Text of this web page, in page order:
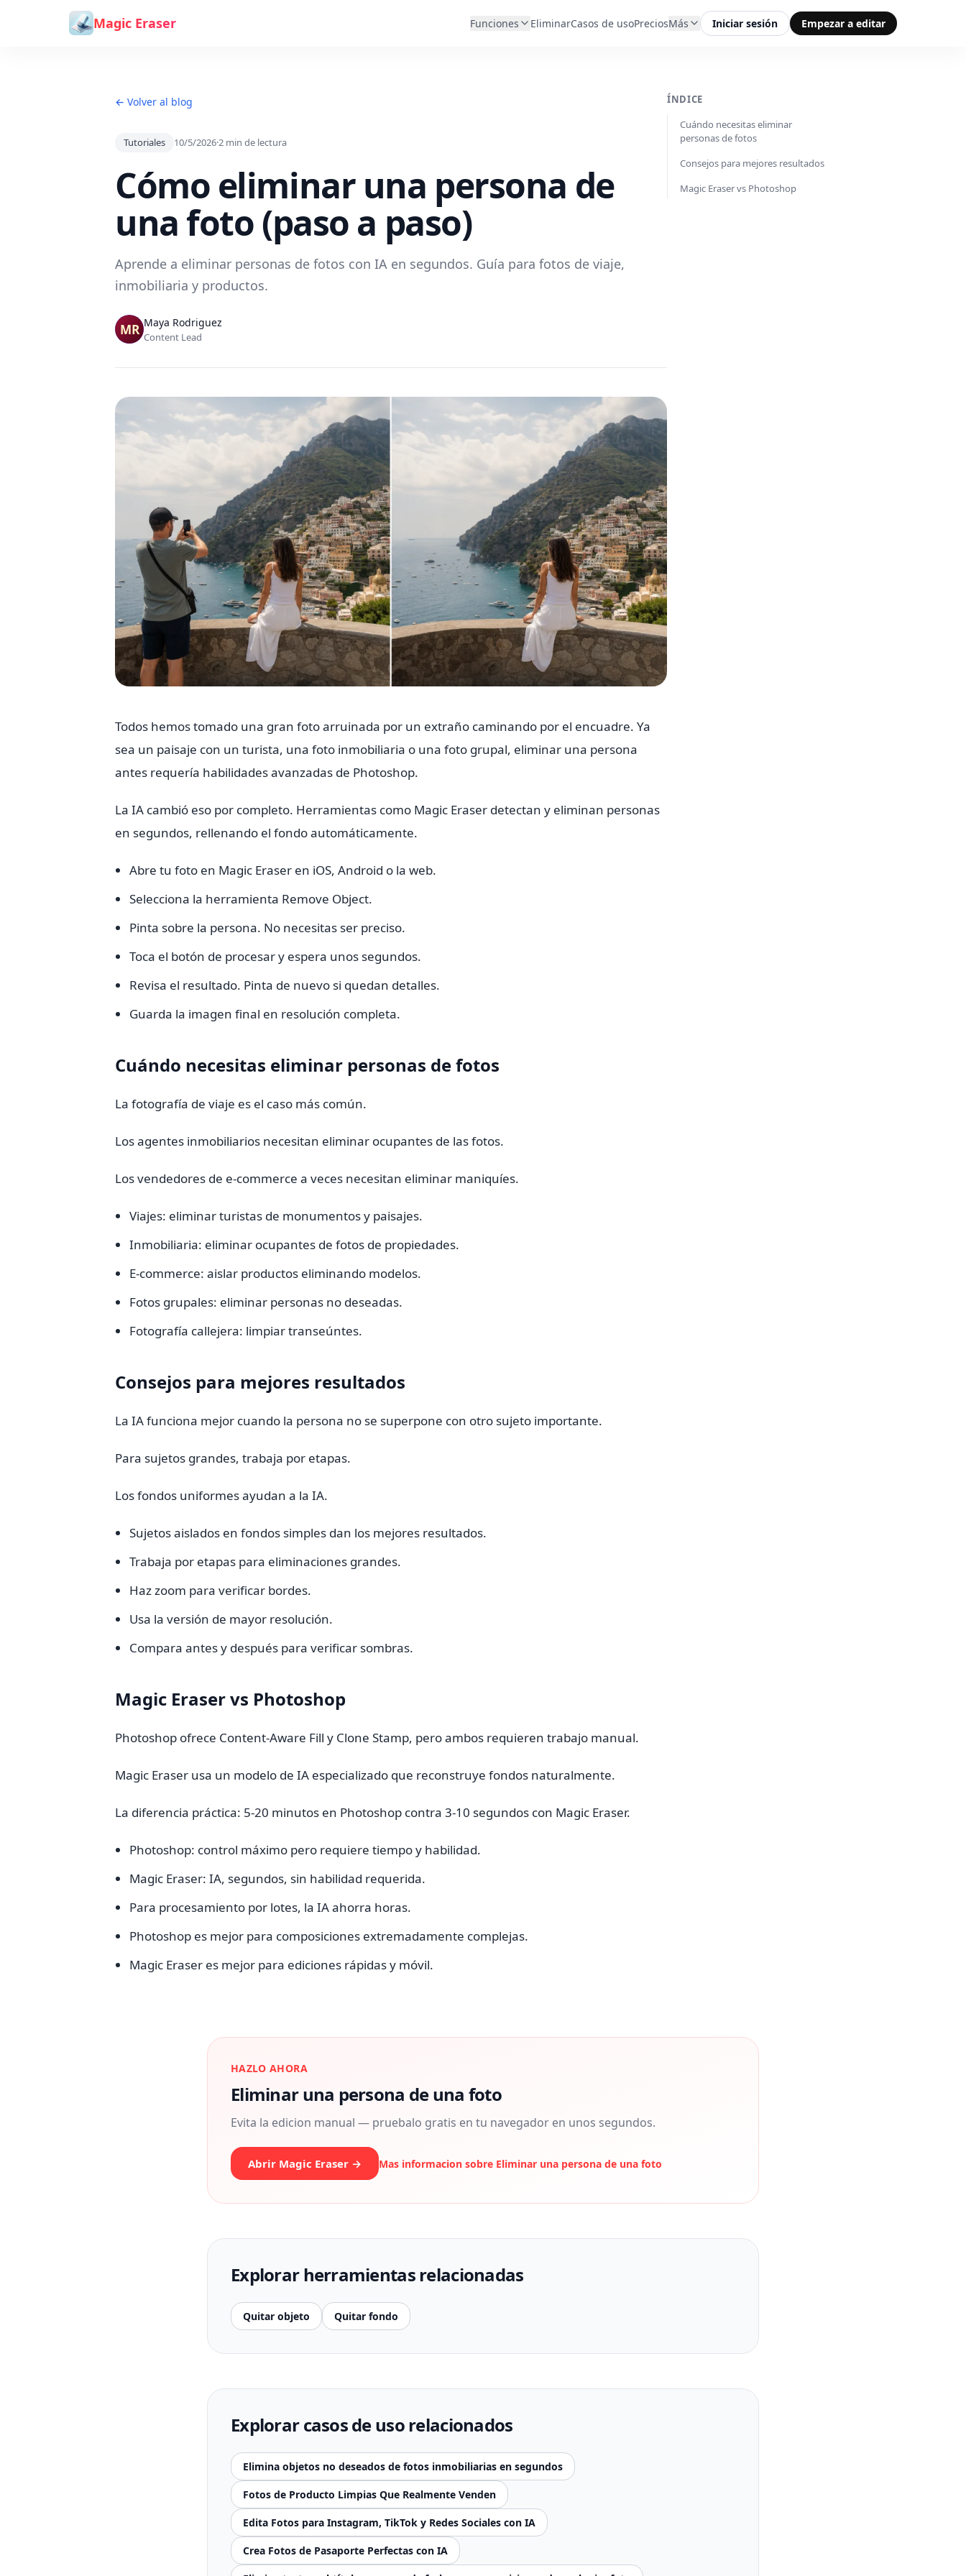
Saltar al contenido
Magic Eraser Funciones EliminarCasos de usoPreciosMás Iniciar sesión Empezar a editar
← Volver al blog
Tutoriales 10/5/2026·2 min de lectura
Cómo eliminar una persona de
una foto (paso a paso)
Aprende a eliminar personas de fotos con IA en segundos. Guía para fotos de viaje,
inmobiliaria y productos.
Maya Rodriguez
Content Lead
Todos hemos tomado una gran foto arruinada por un extraño caminando por el encuadre. Ya
sea un paisaje con un turista, una foto inmobiliaria o una foto grupal, eliminar una persona
antes requería habilidades avanzadas de Photoshop.
La IA cambió eso por completo. Herramientas como Magic Eraser detectan y eliminan personas
en segundos, rellenando el fondo automáticamente.
Abre tu foto en Magic Eraser en iOS, Android o la web.
Selecciona la herramienta Remove Object.
Pinta sobre la persona. No necesitas ser preciso.
Toca el botón de procesar y espera unos segundos.
Revisa el resultado. Pinta de nuevo si quedan detalles.
Guarda la imagen final en resolución completa.
Cuándo necesitas eliminar personas de fotos
La fotografía de viaje es el caso más común.
Los agentes inmobiliarios necesitan eliminar ocupantes de las fotos.
Los vendedores de e-commerce a veces necesitan eliminar maniquíes.
Viajes: eliminar turistas de monumentos y paisajes.
Inmobiliaria: eliminar ocupantes de fotos de propiedades.
E-commerce: aislar productos eliminando modelos.
Fotos grupales: eliminar personas no deseadas.
Fotografía callejera: limpiar transeúntes.
Consejos para mejores resultados
La IA funciona mejor cuando la persona no se superpone con otro sujeto importante.
Para sujetos grandes, trabaja por etapas.
Los fondos uniformes ayudan a la IA.
Sujetos aislados en fondos simples dan los mejores resultados.
Trabaja por etapas para eliminaciones grandes.
Haz zoom para verificar bordes.
Usa la versión de mayor resolución.
Compara antes y después para verificar sombras.
Magic Eraser vs Photoshop
Photoshop ofrece Content-Aware Fill y Clone Stamp, pero ambos requieren trabajo manual.
Magic Eraser usa un modelo de IA especializado que reconstruye fondos naturalmente.
La diferencia práctica: 5-20 minutos en Photoshop contra 3-10 segundos con Magic Eraser.
Photoshop: control máximo pero requiere tiempo y habilidad.
Magic Eraser: IA, segundos, sin habilidad requerida.
Para procesamiento por lotes, la IA ahorra horas.
Photoshop es mejor para composiciones extremadamente complejas.
Magic Eraser es mejor para ediciones rápidas y móvil.
ÍNDICE
Cuándo necesitas eliminar
personas de fotos
Consejos para mejores resultados
Magic Eraser vs Photoshop
HAZLO AHORA
Eliminar una persona de una foto
Evita la edicion manual — pruebalo gratis en tu navegador en unos segundos.
Abrir Magic Eraser → Mas informacion sobre Eliminar una persona de una foto
Explorar herramientas relacionadas
Quitar objeto Quitar fondo
Explorar casos de uso relacionados
Elimina objetos no deseados de fotos inmobiliarias en segundos
Fotos de Producto Limpias Que Realmente Venden
Edita Fotos para Instagram, TikTok y Redes Sociales con IA
Crea Fotos de Pasaporte Perfectas con IA